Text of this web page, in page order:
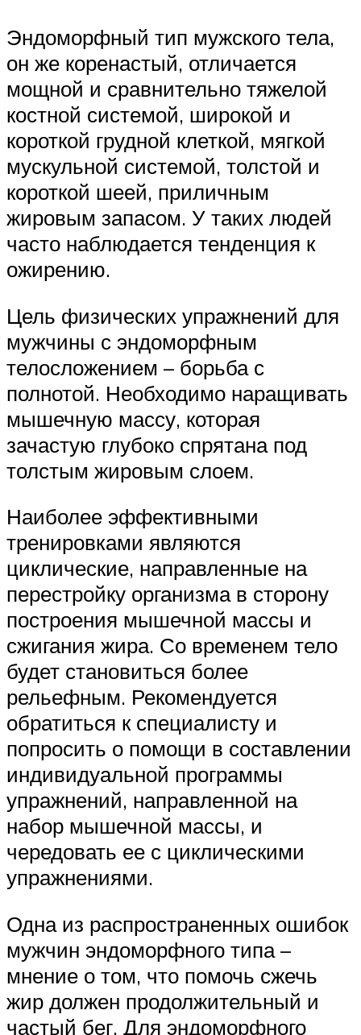
Эндоморфный тип мужского тела,
он же коренастый, отличается
мощной и сравнительно тяжелой
костной системой, широкой и
короткой грудной клеткой, мягкой
мускульной системой, толстой и
короткой шеей, приличным
жировым запасом. У таких людей
часто наблюдается тенденция к
ожирению.
Цель физических упражнений для
мужчины с эндоморфным
телосложением – борьба с
полнотой. Необходимо наращивать
мышечную массу, которая
зачастую глубоко спрятана под
толстым жировым слоем.
Наиболее эффективными
тренировками являются
циклические, направленные на
перестройку организма в сторону
построения мышечной массы и
сжигания жира. Со временем тело
будет становиться более
рельефным. Рекомендуется
обратиться к специалисту и
попросить о помощи в составлении
индивидуальной программы
упражнений, направленной на
набор мышечной массы, и
чередовать ее с циклическими
упражнениями.
Одна из распространенных ошибок
мужчин эндоморфного типа –
мнение о том, что помочь сжечь
жир должен продолжительный и
частый бег. Для эндоморфного